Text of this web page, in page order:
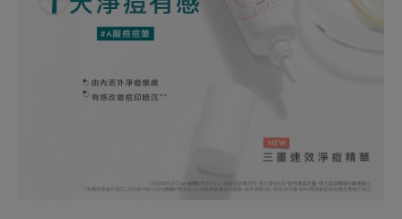
乳狀精華質地。